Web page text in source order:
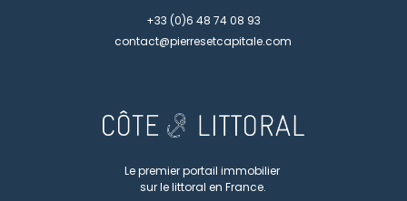
+33 (0)6 48 74 08 93
contact@pierresetcapitale.com
Le premier portail immobilier
sur le littoral en France.